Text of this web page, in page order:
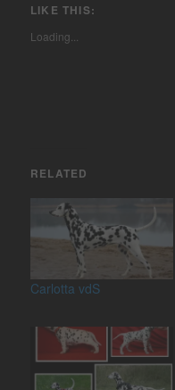
LIKE THIS:
Loading...
RELATED
Carlotta vdS